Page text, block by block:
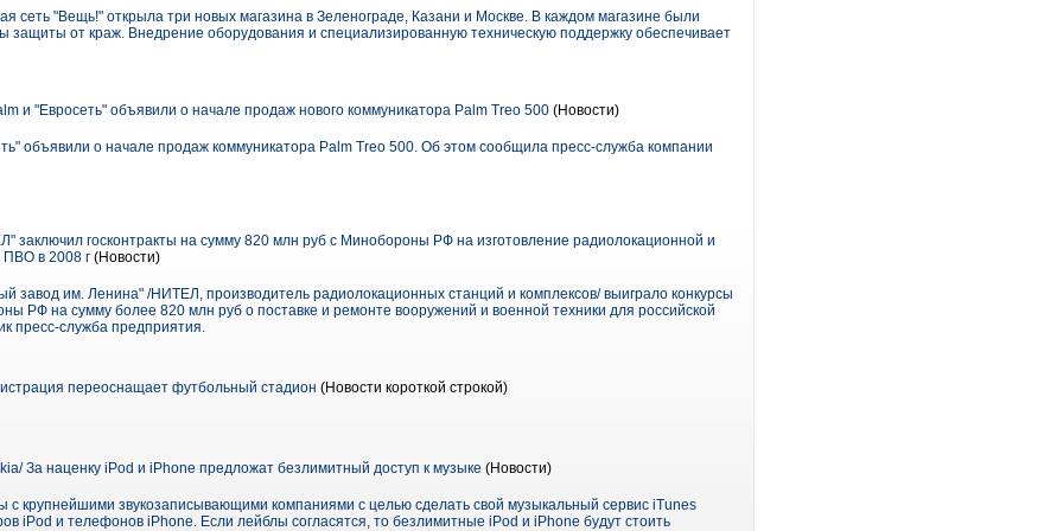
сеть "Вещь!" открыла три новых магазина в Зеленограде, Казани и Москве. В каждом магазине были
защиты от краж. Внедрение оборудования и специализированную техническую поддержку обеспечивает
и "Евросеть" объявили о начале продаж нового коммуникатора Palm Treo 500 (Новости)
объявили о начале продаж коммуникатора Palm Treo 500. Об этом сообщила пресс-служба компании
заключил госконтракты на сумму 820 млн руб с Минобороны РФ на изготовление радиолокационной и
ПВО в 2008 г (Новости)
завод им. Ленина" /НИТЕЛ, производитель радиолокационных станций и комплексов/ выиграло конкурсы
РФ на сумму более 820 млн руб о поставке и ремонте вооружений и военной техники для российской
пресс-служба предприятия.
переоснащает футбольный стадион (Новости короткой строкой)
За наценку iPod и iPhone предложат безлимитный доступ к музыке (Новости)
с крупнейшими звукозаписывающими компаниями с целью сделать свой музыкальный сервис iTunes
iPod и телефонов iPhone. Если лейблы согласятся, то безлимитные iPod и iPhone будут стоить